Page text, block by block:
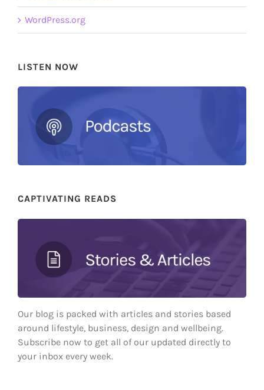
WordPress.org
LISTEN NOW
CAPTIVATING READS
Our blog is packed with articles and stories based
around lifestyle, business, design and wellbeing.
Subscribe now to get all of our updated directly to
your inbox every week.